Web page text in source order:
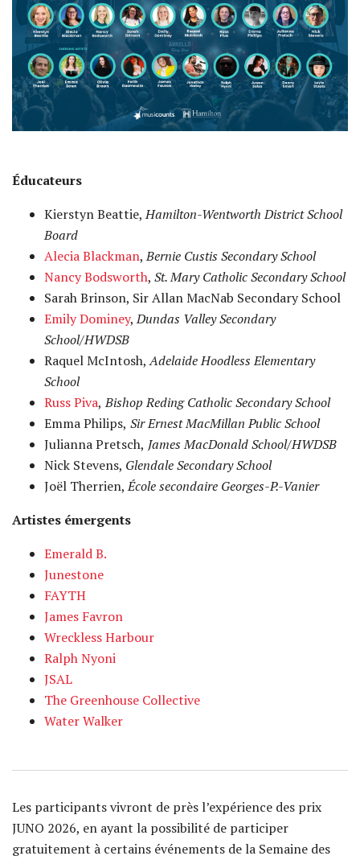
Éducateurs
Kierstyn Beattie,Hamilton-Wentworth District School
Board
Alecia Blackman,Bernie Custis Secondary School
Nancy Bodsworth, St. Mary Catholic Secondary School
Sarah Brinson, Sir Allan MacNab Secondary School
Emily Dominey,Dundas Valley Secondary
School/HWDSB
Raquel McIntosh,Adelaide Hoodless Elementary
School
Russ Piva, Bishop Reding Catholic Secondary School
Emma Philips, Sir Ernest MacMillan Public School
Julianna Pretsch, James MacDonald School/HWDSB
Nick Stevens, Glendale Secondary School
Joël Therrien,École secondaire Georges-P.-Vanier
Artistes émergents
Emerald B.
Junestone
FAYTH
James Favron
Wreckless Harbour
Ralph Nyoni
JSAL
The Greenhouse Collective
Water Walker
Les participants vivront de près l’expérience des prix
JUNO 2026, en ayant la possibilité de participer
gratuitement à certains événements de la Semaine des